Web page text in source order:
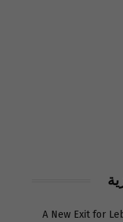
A New Exit for